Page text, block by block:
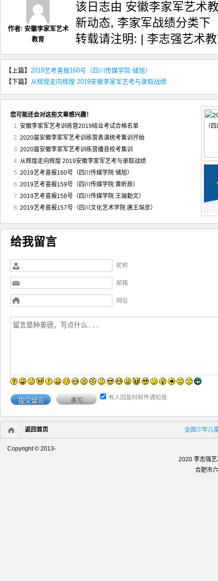
作者: 安徽李家军艺术
教育
该日志由 安徽李家军艺术
新动态, 李家军战绩分类下
转载请注明: | 李志强艺术
【上篇】 2019艺考喜报160号（四川传媒学院 储旭）
【下篇】 从辉煌走向辉煌 2019安徽李家军艺考与录取战绩
您可能还会对这些文章感兴趣！
安徽李家军艺考训练营2019结业考试合格名单
2020届安徽李家军艺考训练营表演统考集训开始
2020届安徽李家军艺考训练营播音校考集训
从辉煌走向辉煌 2019安徽李家军艺考与录取战绩
2019艺考喜报160号（四川传媒学院 储旭）
2019艺考喜报159号（四川传媒学院 黄昕辰）
2019艺考喜报158号（四川传媒学院 王端勤文）
2019艺考喜报157号（四川文化艺术学院 唐王琛彦）
给我留言
昵称
邮箱
网址
有人回复时邮件通知我
全国少年儿
返回首页
Copyright © 2013-
2020 李志强
合肥市